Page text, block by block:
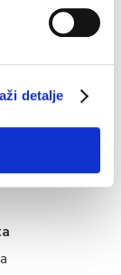
detalje